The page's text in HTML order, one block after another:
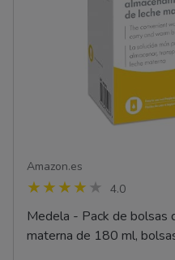
Amazon.es
4.0
Medela - Pack de bolsas
materna de 180 ml,